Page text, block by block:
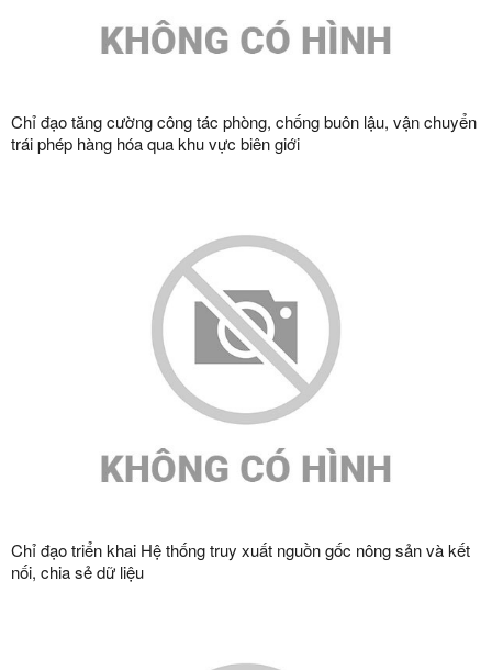
Chỉ đạo tăng cường công tác phòng, chống buôn lậu, vận chuyển
trái phép hàng hóa qua khu vực biên giới
Chỉ đạo triển khai Hệ thống truy xuất nguồn gốc nông sản và kết
nối, chia sẻ dữ liệu